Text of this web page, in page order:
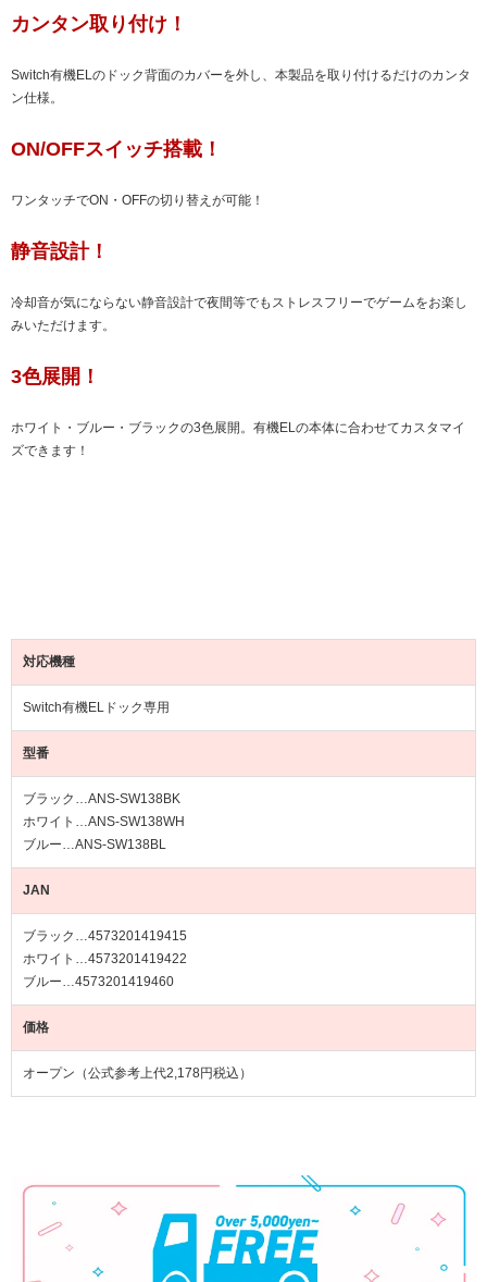
カンタン取り付け！
Switch有機ELのドック背面のカバーを外し、本製品を取り付けるだけのカンタ
ン仕様。
ON/OFFスイッチ搭載！
ワンタッチでON・OFFの切り替えが可能！
静音設計！
冷却音が気にならない静音設計で夜間等でもストレスフリーでゲームをお楽し
みいただけます。
3色展開！
ホワイト・ブルー・ブラックの3色展開。有機ELの本体に合わせてカスタマイ
ズできます！
対応機種
Switch有機ELドック専用
型番
ブラック…ANS-SW138BK
ホワイト…ANS-SW138WH
ブルー…ANS-SW138BL
JAN
ブラック…4573201419415
ホワイト…4573201419422
ブルー…4573201419460
価格
オープン（公式参考上代2,178円税込）